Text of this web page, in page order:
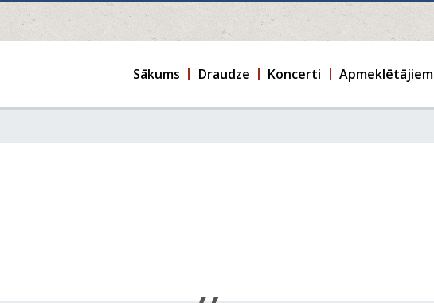
Sākums Draudze Koncerti Apmeklētājiem